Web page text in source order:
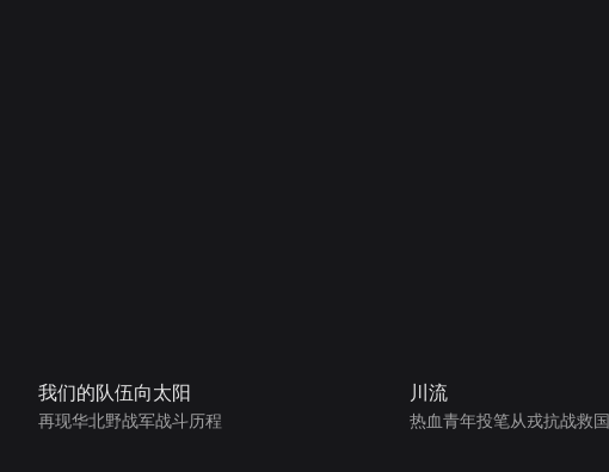
我们的队伍向太阳
再现华北野战军战斗历程
川流
热血青年投笔从戎抗战救国